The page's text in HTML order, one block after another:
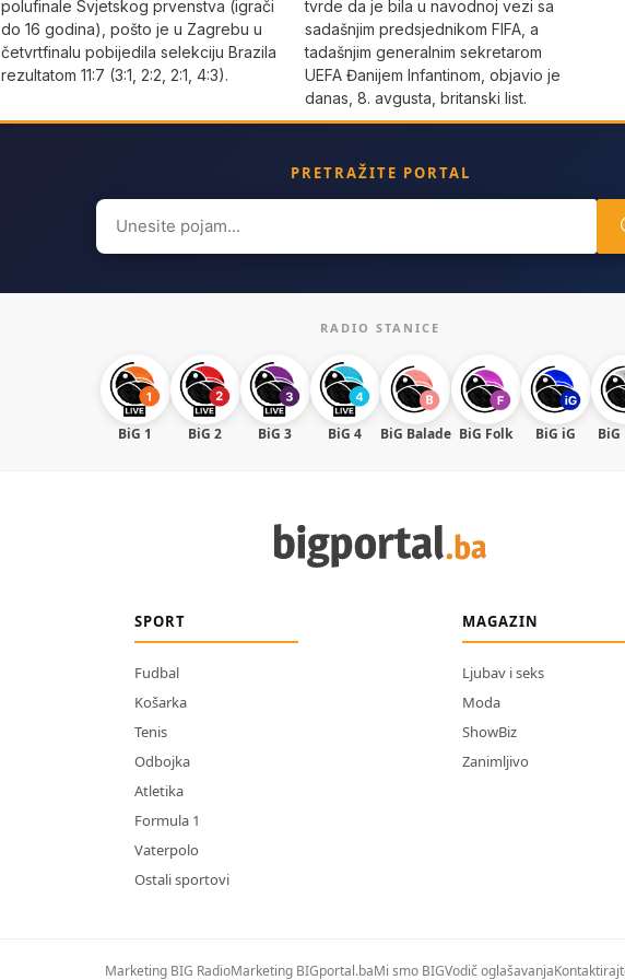
polufinale Svjetskog prvenstva (igrači
do 16 godina), pošto je u Zagrebu u
četvrtfinalu pobijedila selekciju Brazila
rezultatom 11:7 (3:1, 2:2, 2:1, 4:3).
tvrde da je bila u navodnoj vezi sa
sadašnjim predsjednikom FIFA, a
tadašnjim generalnim sekretarom
UEFA Đanijem Infantinom, objavio je
danas, 8. avgusta, britanski list.
PRETRAŽITE PORTAL
Search
for:
RADIO STANICE
BiG 1 BiG 2 BiG 3 BiG 4 BiG Balade BiG Folk BiG iG BiG
SPORT
Fudbal
Košarka
Tenis
Odbojka
Atletika
Formula 1
Vaterpolo
Ostali sportovi
MAGAZIN
Ljubav i seks
Moda
ShowBiz
Zanimljivo
Marketing BIG RadioMarketing BIGportal.baMi smo BIGVodič oglašavanja